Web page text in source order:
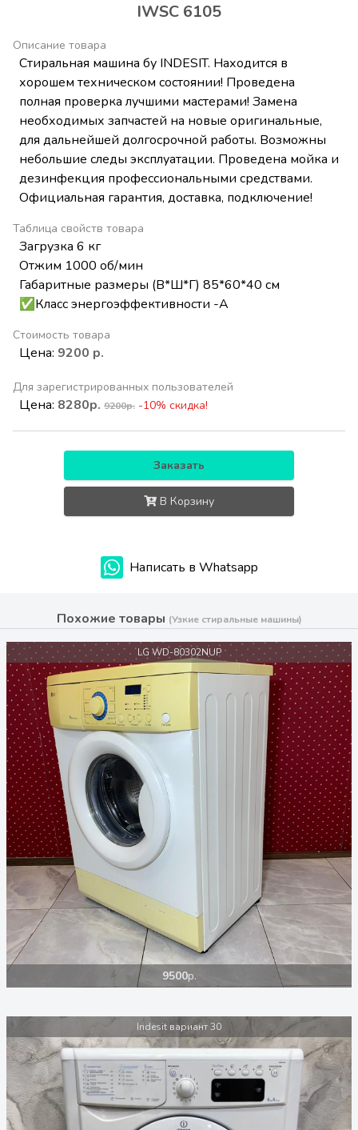
IWSC 6105
Описание товара
Стиральная машина бу INDESIT. Находится в
хорошем техническом состоянии! Проведена
полная проверка лучшими мастерами! Замена
необходимых запчастей на новые оригинальные,
для дальнейшей долгосрочной работы. Возможны
небольшие следы эксплуатации. Проведена мойка и
дезинфекция профессиональными средствами.
Официальная гарантия, доставка, подключение!
Таблица свойств товара
Загрузка 6 кг
Отжим 1000 об/мин
Габаритные размеры (В*Ш*Г) 85*60*40 см
✅Класс энергоэффективности -А
Стоимость товара
Цена: 9200 р.
Для зарегистрированных пользователей
Цена: 8280р. 9200р. -10% скидка!
Заказать
В Корзину
Написать в Whatsapp
Похожие товары (Узкие стиральные машины)
LG WD-80302NUP
9500р.
Indesit вариант 30